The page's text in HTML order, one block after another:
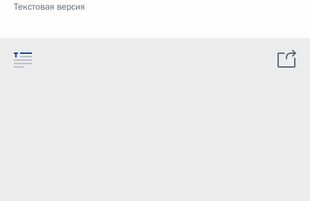
Текстовая версия